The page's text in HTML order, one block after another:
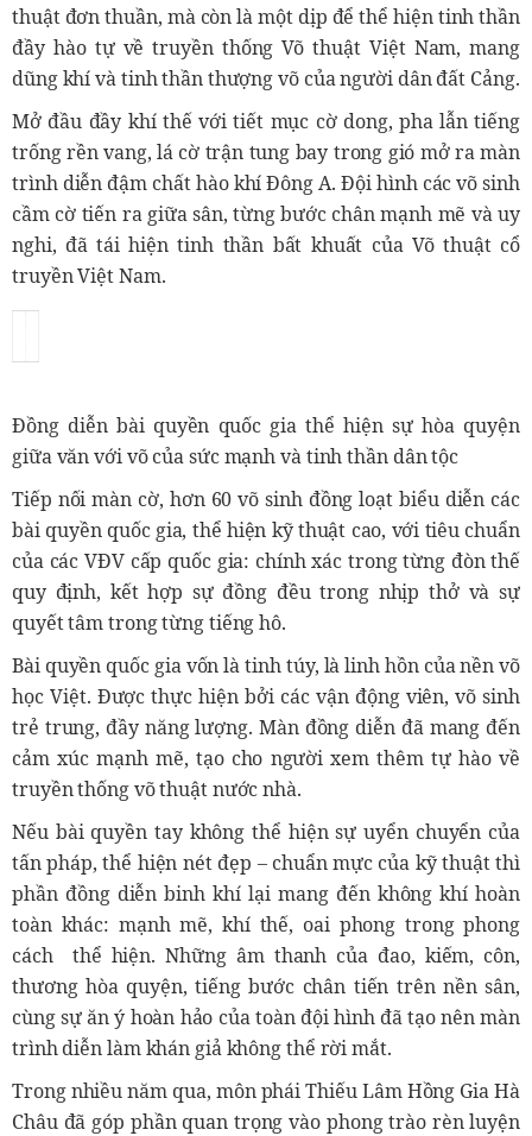
thuật đơn thuần, mà còn là một dịp để thể hiện tinh thần
đầy hào tự về truyền thống Võ thuật Việt Nam, mang
dũng khí và tinh thần thượng võ của người dân đất Cảng.
Mở đầu đầy khí thế với tiết mục cờ dong, pha lẫn tiếng
trống rền vang, lá cờ trận tung bay trong gió mở ra màn
trình diễn đậm chất hào khí Đông A. Đội hình các võ sinh
cầm cờ tiến ra giữa sân, từng bước chân mạnh mẽ và uy
nghi, đã tái hiện tinh thần bất khuất của Võ thuật cổ
truyền Việt Nam.
Đồng diễn bài quyền quốc gia thể hiện sự hòa quyện
giữa văn với võ của sức mạnh và tinh thần dân tộc
Tiếp nối màn cờ, hơn 60 võ sinh đồng loạt biểu diễn các
bài quyền quốc gia, thể hiện kỹ thuật cao, với tiêu chuẩn
của các VĐV cấp quốc gia: chính xác trong từng đòn thế
quy định, kết hợp sự đồng đều trong nhịp thở và sự
quyết tâm trong từng tiếng hô.
Bài quyền quốc gia vốn là tinh túy, là linh hồn của nền võ
học Việt. Được thực hiện bởi các vận động viên, võ sinh
trẻ trung, đầy năng lượng. Màn đồng diễn đã mang đến
cảm xúc mạnh mẽ, tạo cho người xem thêm tự hào về
truyền thống võ thuật nước nhà.
Nếu bài quyền tay không thể hiện sự uyển chuyển của
tấn pháp, thể hiện nét đẹp – chuẩn mực của kỹ thuật thì
phần đồng diễn binh khí lại mang đến không khí hoàn
toàn khác: mạnh mẽ, khí thế, oai phong trong phong
cách thể hiện.Những âm thanh của đao, kiếm, côn,
thương hòa quyện, tiếng bước chân tiến trên nền sân,
cùng sự ăn ý hoàn hảo của toàn đội hình đã tạo nên màn
trình diễn làm khán giả không thể rời mắt.
Trong nhiều năm qua, môn phái Thiếu Lâm Hồng Gia Hà
Châu đã góp phần quan trọng vào phong trào rèn luyện